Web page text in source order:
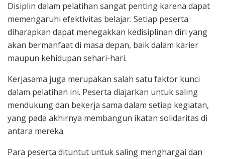
Disiplin dalam pelatihan sangat penting karena dapat
memengaruhi efektivitas belajar. Setiap peserta
diharapkan dapat menegakkan kedisiplinan diri yang
akan bermanfaat di masa depan, baik dalam karier
maupun kehidupan sehari-hari.
Kerjasama juga merupakan salah satu faktor kunci
dalam pelatihan ini. Peserta diajarkan untuk saling
mendukung dan bekerja sama dalam setiap kegiatan,
yang pada akhirnya membangun ikatan solidaritas di
antara mereka.
Para peserta dituntut untuk saling menghargai dan